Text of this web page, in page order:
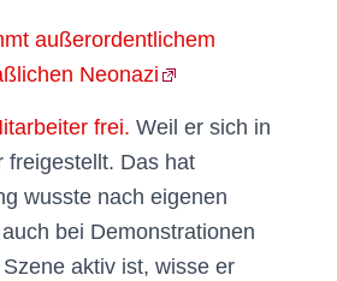
außerordentlichem
Neonazi
frei. Weil er sich in
freigestellt. Das hat
wusste nach eigenen
bei Demonstrationen
aktiv ist, wisse er